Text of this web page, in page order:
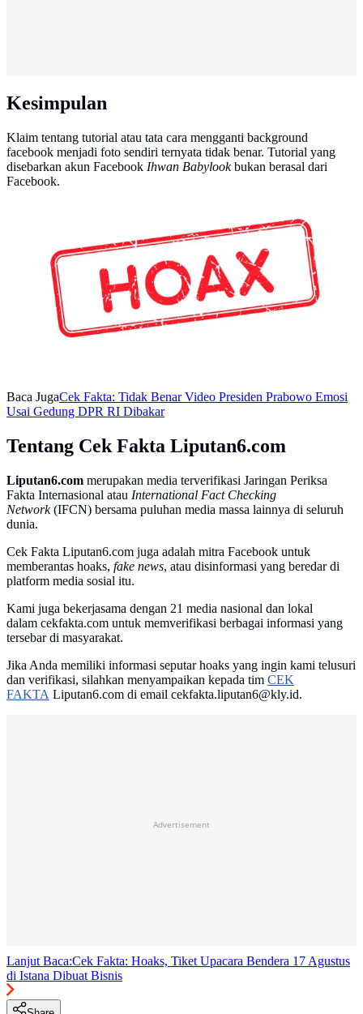
Kesimpulan
Klaim tentang tutorial atau tata cara mengganti background
facebook menjadi foto sendiri ternyata tidak benar. Tutorial yang
disebarkan akun Facebook Ihwan Babylookbukan berasal dari
Facebook.
Baca JugaCek Fakta: Tidak Benar Video Presiden Prabowo Emosi
Usai Gedung DPR RI Dibakar
Tentang Cek Fakta Liputan6.com
Liputan6.com merupakan media terverifikasi Jaringan Periksa
Fakta Internasional atau International Fact Checking
Network(IFCN) bersama puluhan media massa lainnya di seluruh
dunia.
Cek Fakta Liputan6.com juga adalah mitra Facebook untuk
memberantas hoaks, fake news, atau disinformasi yang beredar di
platform media sosial itu.
Kami juga bekerjasama dengan 21 media nasional dan lokal
dalam cekfakta.com untuk memverifikasi berbagai informasi yang
tersebar di masyarakat.
Jika Anda memiliki informasi seputar hoaks yang ingin kami telusuri
dan verifikasi, silahkan menyampaikan kepada tim CEK
FAKTA Liputan6.com di email cekfakta.liputan6@kly.id.
Advertisement
Lanjut Baca:Cek Fakta: Hoaks, Tiket Upacara Bendera 17 Agustus
di Istana Dibuat Bisnis